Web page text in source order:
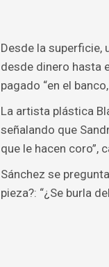
Desde la superficie,
desde dinero hasta
pagado “en el
La artista plástica
señalando que
que le hacen coro”,
Sánchez se
pieza?: “¿Se burla